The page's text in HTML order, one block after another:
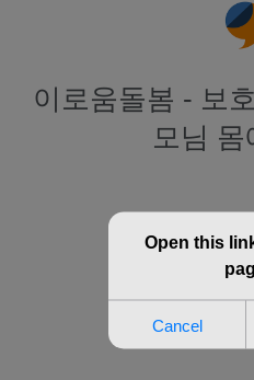
이로움돌봄 - 보
모님 몸